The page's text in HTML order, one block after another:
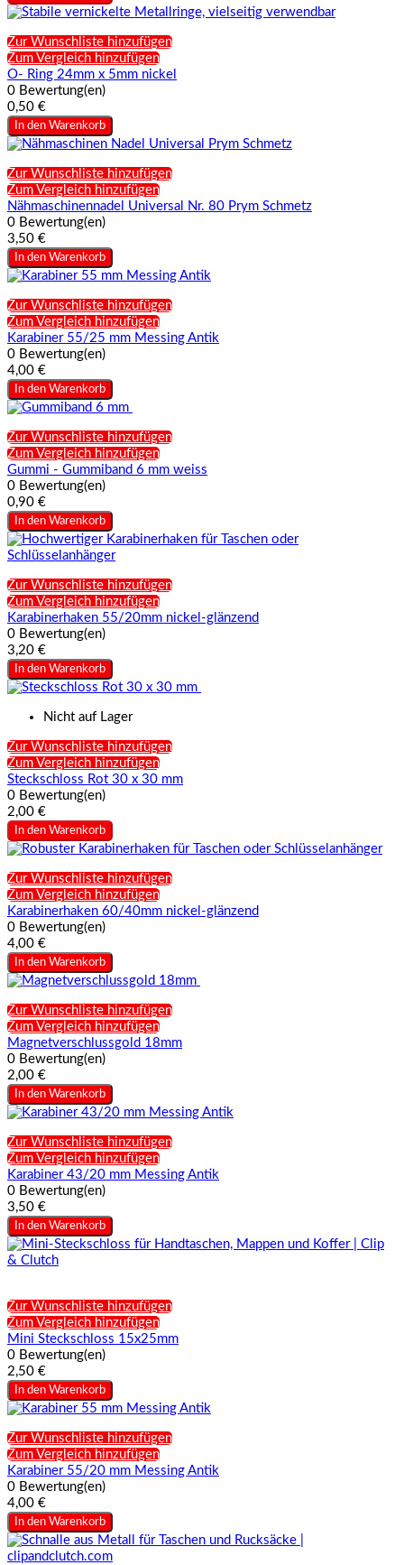
Zur Wunschliste hinzufügen
Zum Vergleich hinzufügen
O- Ring 24mm x 5mm nickel
0 Bewertung(en)
0,50 €
In den Warenkorb
Zur Wunschliste hinzufügen
Zum Vergleich hinzufügen
Nähmaschinennadel Universal Nr. 80 Prym Schmetz
0 Bewertung(en)
3,50 €
In den Warenkorb
Zur Wunschliste hinzufügen
Zum Vergleich hinzufügen
Karabiner 55/25 mm Messing Antik
0 Bewertung(en)
4,00 €
In den Warenkorb
Zur Wunschliste hinzufügen
Zum Vergleich hinzufügen
Gummi - Gummiband 6 mm weiss
0 Bewertung(en)
0,90 €
In den Warenkorb
Zur Wunschliste hinzufügen
Zum Vergleich hinzufügen
Karabinerhaken 55/20mm nickel-glänzend
0 Bewertung(en)
3,20 €
In den Warenkorb
Nicht auf Lager
Zur Wunschliste hinzufügen
Zum Vergleich hinzufügen
Steckschloss Rot 30 x 30 mm
0 Bewertung(en)
2,00 €
In den Warenkorb
Zur Wunschliste hinzufügen
Zum Vergleich hinzufügen
Karabinerhaken 60/40mm nickel-glänzend
0 Bewertung(en)
4,00 €
In den Warenkorb
Zur Wunschliste hinzufügen
Zum Vergleich hinzufügen
Magnetverschlussgold 18mm
0 Bewertung(en)
2,00 €
In den Warenkorb
Zur Wunschliste hinzufügen
Zum Vergleich hinzufügen
Karabiner 43/20 mm Messing Antik
0 Bewertung(en)
3,50 €
In den Warenkorb
Zur Wunschliste hinzufügen
Zum Vergleich hinzufügen
Mini Steckschloss 15x25mm
0 Bewertung(en)
2,50 €
In den Warenkorb
Zur Wunschliste hinzufügen
Zum Vergleich hinzufügen
Karabiner 55/20 mm Messing Antik
0 Bewertung(en)
4,00 €
In den Warenkorb